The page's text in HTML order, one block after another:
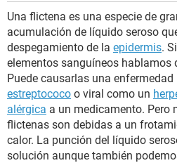
GLOSARIO
Una flictena es una especie de
acumulación de líquido seroso
despegamiento de la epidermis.
elementos sanguíneos hablamos
Puede causarlas una
estreptococo o viral como un
alérgica a un medicamento. Pero
flictenas son debidas a un
calor. La punción del líquido
solución aunque también